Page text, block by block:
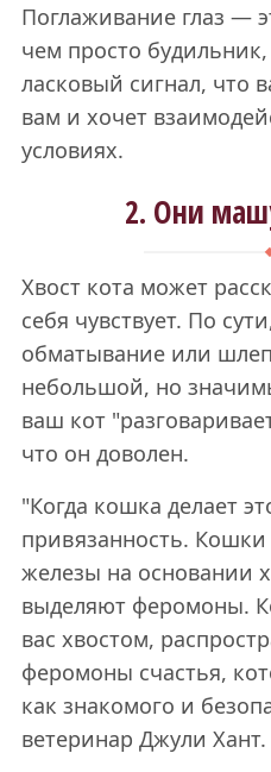
Поглаживание глаз —
чем просто
ласковый сигнал, что
вам и хочет
условиях.
2. Они
Хвост кота может
себя чувствует. По
обматывание или
небольшой, но
ваш кот
что он доволен.
"Когда кошка делает
привязанность.
железы на основании
выделяют феромоны.
вас хвостом,
феромоны счастья,
как знакомого и
ветеринар Джули Хант.